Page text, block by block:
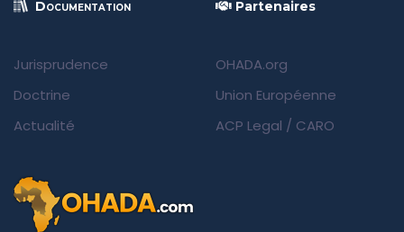
Documentation
Jurisprudence
Doctrine
Actualité
Partenaires
OHADA.org
Union Européenne
ACP Legal / CARO